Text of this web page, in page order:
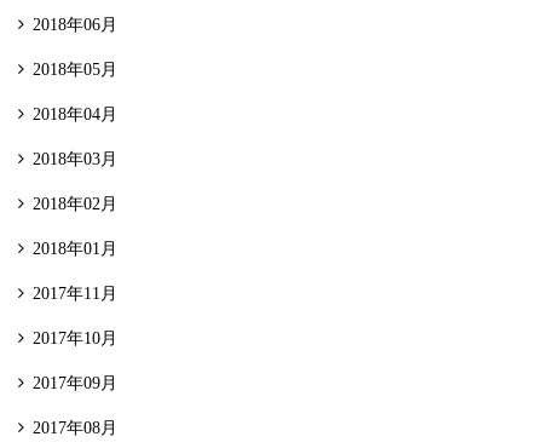
2018年06月
2018年05月
2018年04月
2018年03月
2018年02月
2018年01月
2017年11月
2017年10月
2017年09月
2017年08月